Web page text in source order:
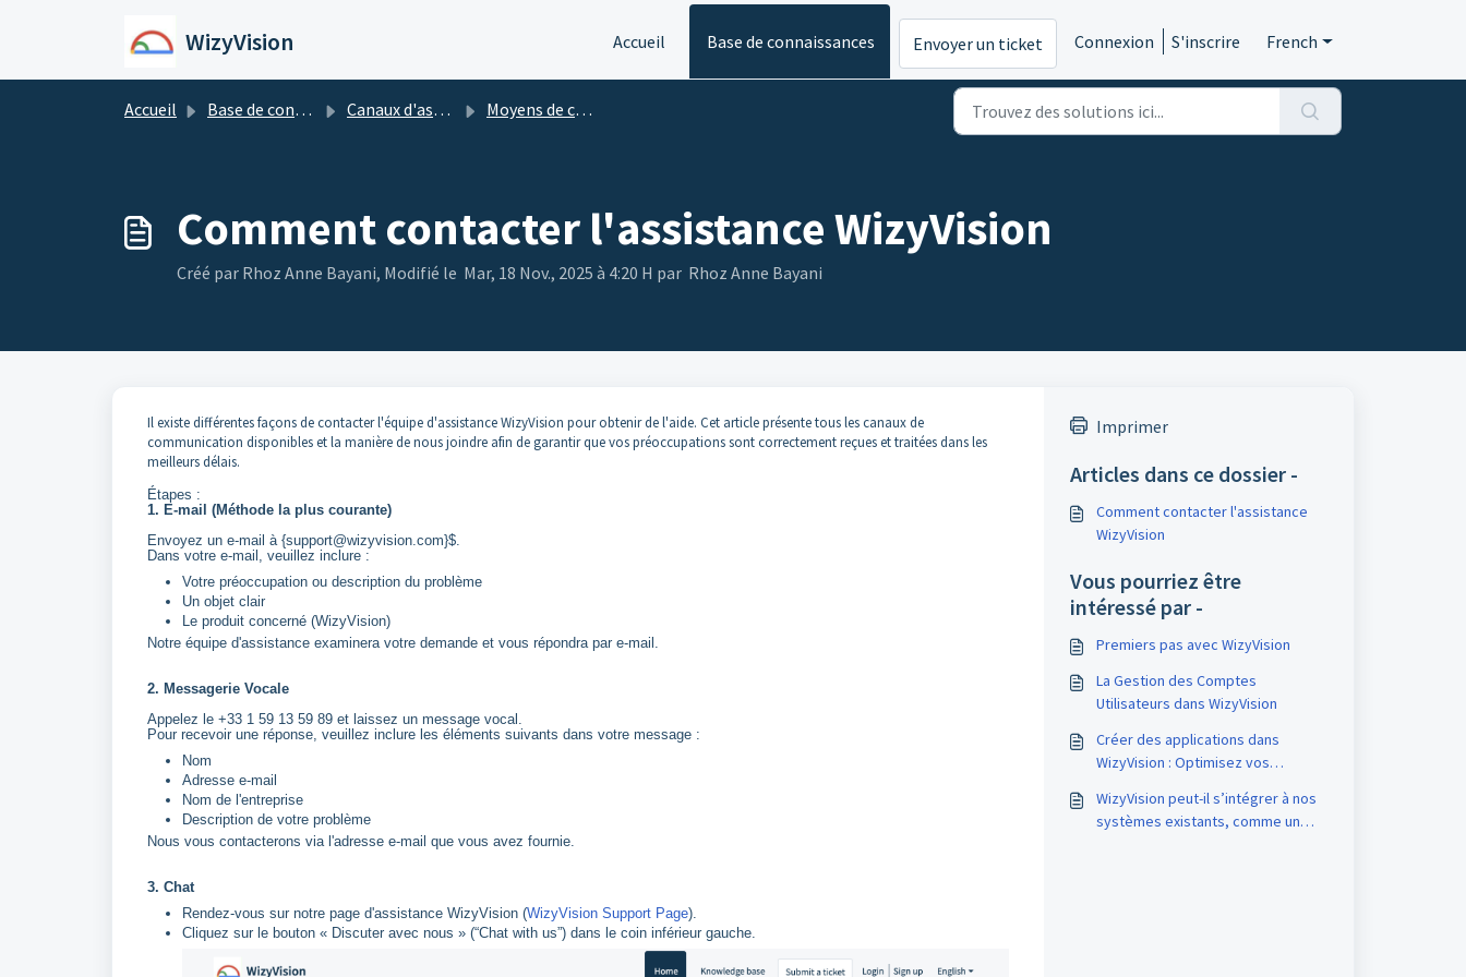
WizyVision Accueil Base de connaissances Envoyer un ticket Connexion S'inscrire French
Accueil Base de connaissances Canaux d'assistance WizyVision Moyens de contacter l'assistance
Comment contacter l'assistance WizyVision
Créé par Rhoz Anne Bayani, Modifié le Mar, 18 Nov., 2025 à 4:20 H par Rhoz Anne Bayani
Il existe différentes façons de contacter l'équipe d'assistance WizyVision pour obtenir de l'aide. Cet article présente tous les canaux de
communication disponibles et la manière de nous joindre afin de garantir que vos préoccupations sont correctement reçues et traitées dans les
meilleurs délais.
Étapes :
1. E-mail (Méthode la plus courante)
Envoyez un e-mail à {support@wizyvision.com}$.
Dans votre e-mail, veuillez inclure :
Votre préoccupation ou description du problème
Un objet clair
Le produit concerné (WizyVision)
Notre équipe d'assistance examinera votre demande et vous répondra par e-mail.
2. Messagerie Vocale
Appelez le +33 1 59 13 59 89 et laissez un message vocal.
Pour recevoir une réponse, veuillez inclure les éléments suivants dans votre message :
Nom
Adresse e-mail
Nom de l'entreprise
Description de votre problème
Nous vous contacterons via l'adresse e-mail que vous avez fournie.
3. Chat
Rendez-vous sur notre page d'assistance WizyVision (WizyVision Support Page).
Cliquez sur le bouton « Discuter avec nous » (“Chat with us”) dans le coin inférieur gauche.
Imprimer
Articles dans ce dossier -
Comment contacter l'assistance
WizyVision
Vous pourriez être
intéressé par -
Premiers pas avec WizyVision
La Gestion des Comptes
Utilisateurs dans WizyVision
Créer des applications dans
WizyVision : Optimisez vos
WizyVision peut-il s’intégrer à nos
systèmes existants, comme un